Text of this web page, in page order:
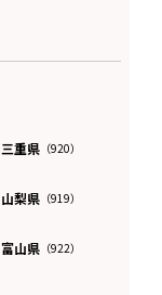
三重県 （920）
山梨県 （919）
富山県 （922）